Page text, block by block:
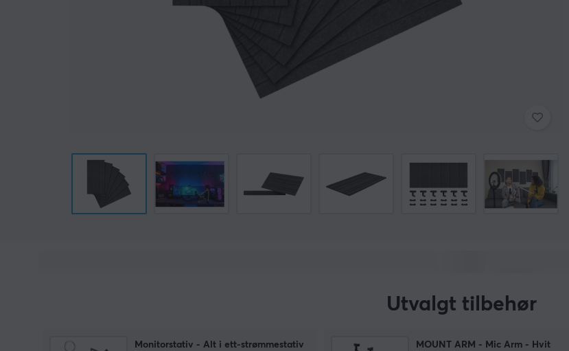
Utvalgt tilbehør
Monitorstativ - Alt i ett-strømmestativ MOUNT ARM - Mic Arm - Hvit